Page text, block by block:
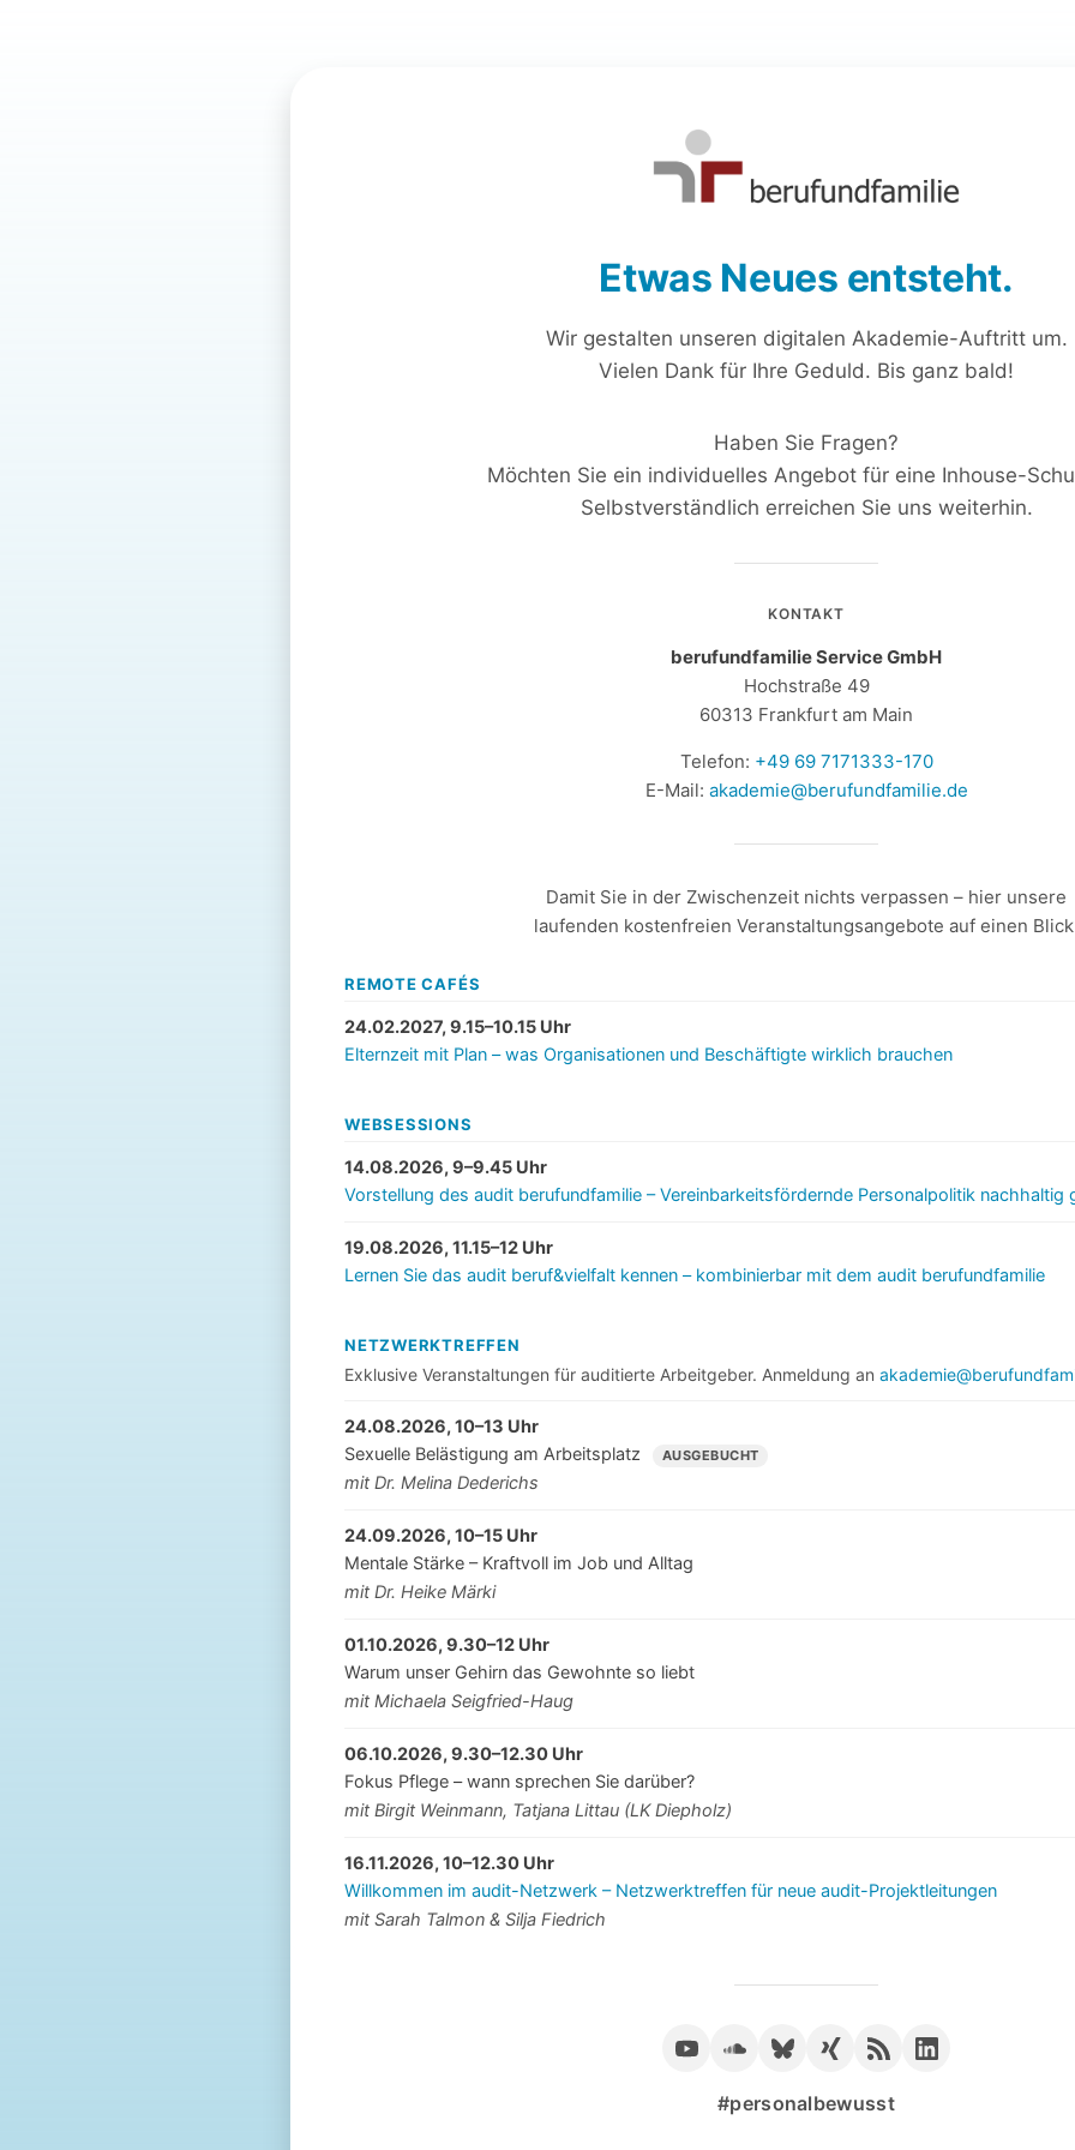
Etwas Neues entsteht.
Wir gestalten unseren digitalen Akademie-Auftritt um.
Vielen Dank für Ihre Geduld. Bis ganz bald!
Haben Sie Fragen?
Möchten Sie ein individuelles Angebot für eine Inhouse-
Selbstverständlich erreichen Sie uns weiterhin.
KONTAKT
berufundfamilie Service GmbH
Hochstraße 49
60313 Frankfurt am Main
Telefon: +49 69 7171333-170
E-Mail: akademie@berufundfamilie.de
Damit Sie in der Zwischenzeit nichts verpassen – hier unsere
laufenden kostenfreien Veranstaltungsangebote auf einen
REMOTE CAFÉS
24.02.2027, 9.15–10.15 Uhr
Elternzeit mit Plan – was Organisationen und Beschäftigte wirklich brauchen
WEBSESSIONS
14.08.2026, 9–9.45 Uhr
Vorstellung des audit berufundfamilie – Vereinbarkeitsfördernde Personalpolitik nachhaltig
19.08.2026, 11.15–12 Uhr
Lernen Sie das audit beruf&vielfalt kennen – kombinierbar mit dem audit berufundfamilie
NETZWERKTREFFEN
Exklusive Veranstaltungen für auditierte Arbeitgeber. Anmeldung an
24.08.2026, 10–13 Uhr
Sexuelle Belästigung am Arbeitsplatz
AUSGEBUCHT
mit Dr. Melina Dederichs
24.09.2026, 10–15 Uhr
Mentale Stärke – Kraftvoll im Job und Alltag
mit Dr. Heike Märki
01.10.2026, 9.30–12 Uhr
Warum unser Gehirn das Gewohnte so liebt
mit Michaela Seigfried-Haug
06.10.2026, 9.30–12.30 Uhr
Fokus Pflege – wann sprechen Sie darüber?
mit Birgit Weinmann, Tatjana Littau (LK Diepholz)
16.11.2026, 10–12.30 Uhr
Willkommen im audit-Netzwerk – Netzwerktreffen für neue audit-Projektleitungen
mit Sarah Talmon & Silja Fiedrich
#personalbewusst